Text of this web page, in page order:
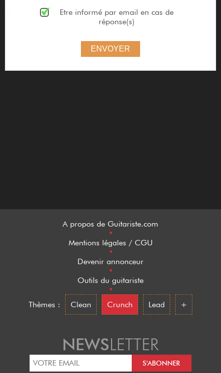
Etre informé par email en cas de
réponse(s)
ENVOYER
A propos de Guitariste.com
•
Mentions légales / CGU
•
Devenir annonceur
•
Outils du guitariste
•
Thèmes :
Clean Crunch Lead +
NEWSLETTER